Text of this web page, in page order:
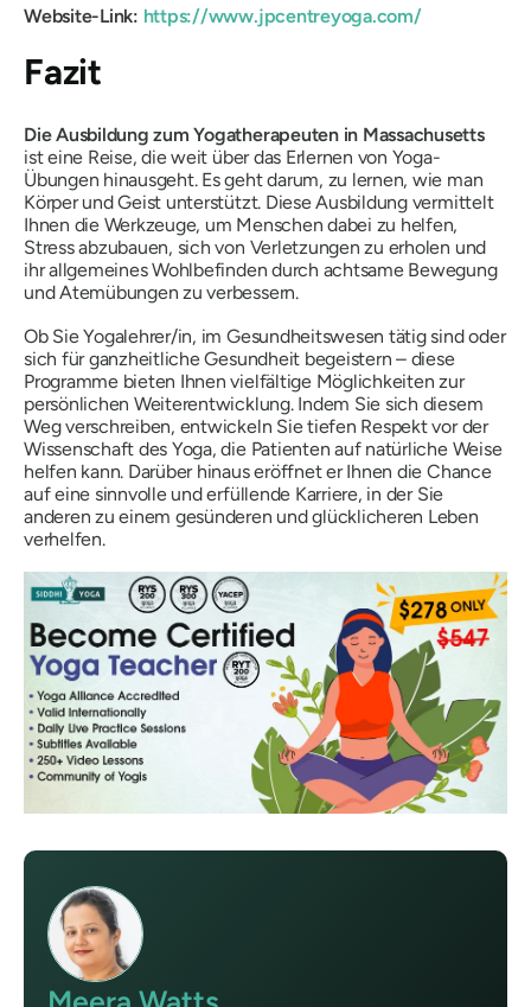
Website-Link: https://www.jpcentreyoga.com/
Fazit
Die Ausbildung zum Yogatherapeuten in Massachusetts
ist eine Reise, die weit über das Erlernen von Yoga-
Übungen hinausgeht. Es geht darum, zu lernen, wie man
Körper und Geist unterstützt. Diese Ausbildung vermittelt
Ihnen die Werkzeuge, um Menschen dabei zu helfen,
Stress abzubauen, sich von Verletzungen zu erholen und
ihr allgemeines Wohlbefinden durch achtsame Bewegung
und Atemübungen zu verbessern.
Ob Sie Yogalehrer/in, im Gesundheitswesen tätig sind oder
sich für ganzheitliche Gesundheit begeistern – diese
Programme bieten Ihnen vielfältige Möglichkeiten zur
persönlichen Weiterentwicklung. Indem Sie sich diesem
Weg verschreiben, entwickeln Sie tiefen Respekt vor der
Wissenschaft des Yoga, die Patienten auf natürliche Weise
helfen kann. Darüber hinaus eröffnet er Ihnen die Chance
auf eine sinnvolle und erfüllende Karriere, in der Sie
anderen zu einem gesünderen und glücklicheren Leben
verhelfen.